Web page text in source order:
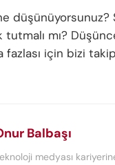
düşünüyorsunuz?
mı?
fazlası için bizi
Balbaşı
medyası